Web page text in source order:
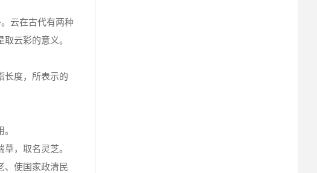
云在古代有两种
云彩的意义。
长度，所表示的
，取名灵芝。
、使国家政清民